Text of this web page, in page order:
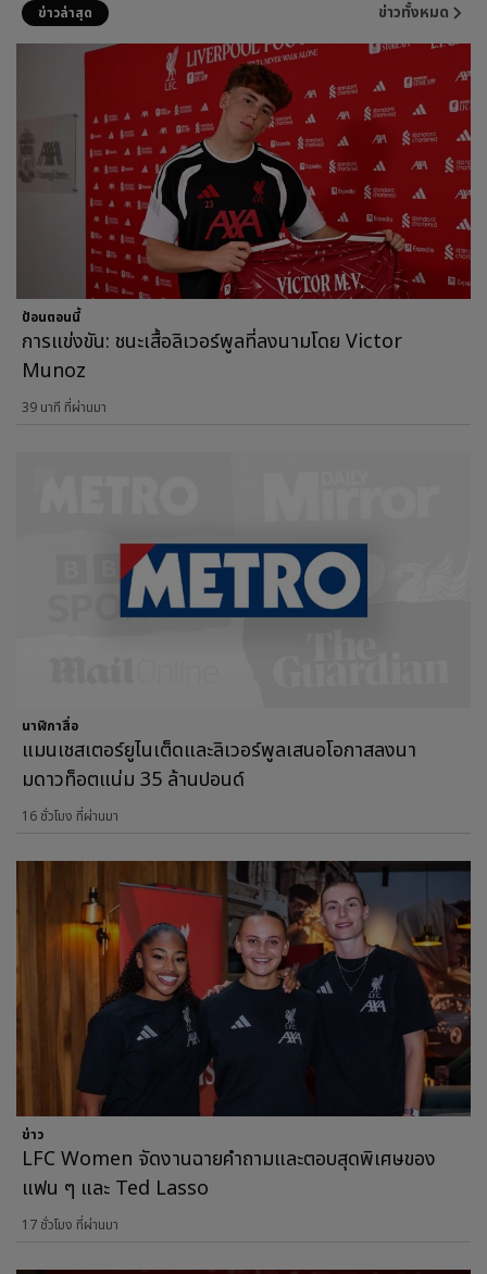
ข่าวล่าสุด ข่าวทั้งหมด
ป้อนตอนนี้
การแข่งขัน: ชนะเสื้อลิเวอร์พูลที่ลงนามโดย Victor
Munoz
39 นาที ที่ผ่านมา
นาฬิกาสื่อ
แมนเชสเตอร์ยูไนเต็ดและลิเวอร์พูลเสนอโอกาสลงนา
มดาวท็อตแน่ม 35 ล้านปอนด์
16 ชั่วโมง ที่ผ่านมา
ข่าว
LFC Women จัดงานฉายคำถามและตอบสุดพิเศษของ
แฟน ๆ และ Ted Lasso
17 ชั่วโมง ที่ผ่านมา